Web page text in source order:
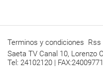
Terminos y condiciones Rss
Saeta TV Canal 10, Lorenzo
Tel: 24102120 | FAX:24009771